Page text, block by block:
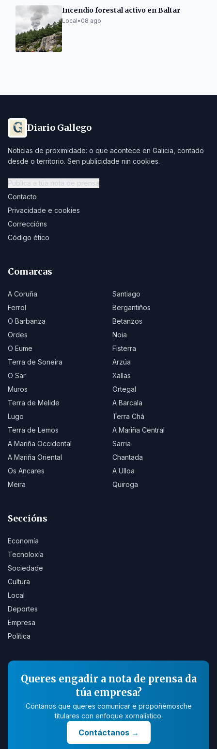
Incendio forestal activo en Baltar
Local• 08 ago
Diario Gallego
Noticias de proximidade: o que acontece en Galicia, contado
desde o territorio. Sen publicidade nin cookies.
Publica a túa nota de prensa
Contacto
Privacidade e cookies
Correccións
Código ético
Comarcas
A Coruña
Santiago
Ferrol
Bergantiños
O Barbanza
Betanzos
Ordes
Noia
O Eume
Fisterra
Terra de Soneira
Arzúa
O Sar
Xallas
Muros
Ortegal
Terra de Melide
A Barcala
Lugo
Terra Chá
Terra de Lemos
A Mariña Central
A Mariña Occidental
Sarria
A Mariña Oriental
Chantada
Os Ancares
A Ulloa
Meira
Quiroga
Seccións
Economía
Tecnoloxía
Sociedade
Cultura
Local
Deportes
Empresa
Política
Queres engadir a nota de prensa da
túa empresa?
Cóntanos que queres comunicar e propoñémosche
titulares con enfoque xornalístico.
Contáctanos→